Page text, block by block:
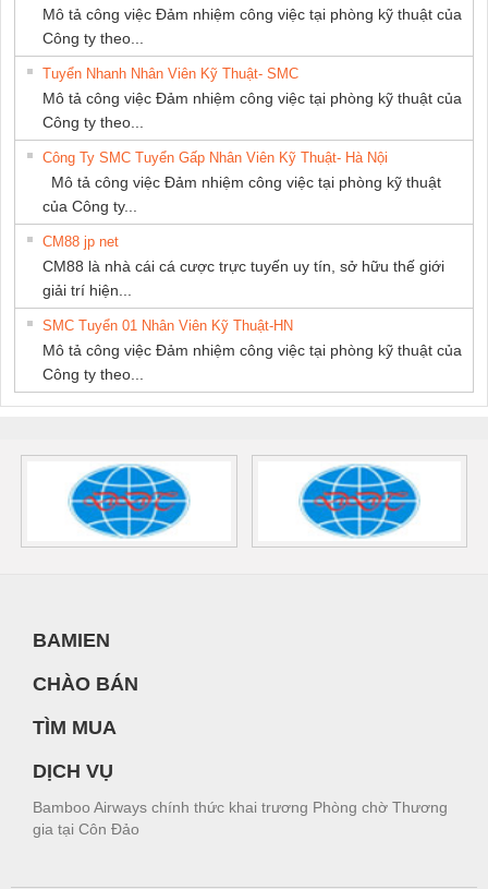
Mô tả công việc Đảm nhiệm công việc tại phòng kỹ thuật của
Công ty theo...
Tuyển Nhanh Nhân Viên Kỹ Thuật- SMC
Mô tả công việc Đảm nhiệm công việc tại phòng kỹ thuật của
Công ty theo...
Công Ty SMC Tuyển Gấp Nhân Viên Kỹ Thuật- Hà Nội
Mô tả công việc Đảm nhiệm công việc tại phòng kỹ thuật
của Công ty...
CM88 jp net
CM88 là nhà cái cá cược trực tuyến uy tín, sở hữu thế giới
giải trí hiện...
SMC Tuyển 01 Nhân Viên Kỹ Thuật-HN
Mô tả công việc Đảm nhiệm công việc tại phòng kỹ thuật của
Công ty theo...
BAMIEN
CHÀO BÁN
TÌM MUA
DỊCH VỤ
Bamboo Airways chính thức khai trương Phòng chờ Thương
gia tại Côn Đảo